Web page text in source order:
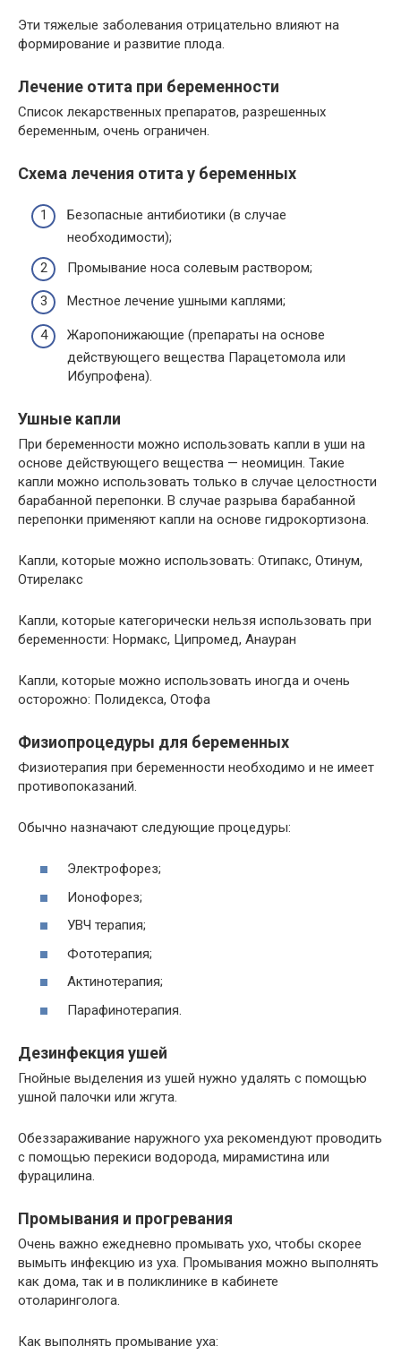
Эти тяжелые заболевания отрицательно влияют на
формирование и развитие плода.
Лечение отита при беременности
Список лекарственных препаратов, разрешенных
беременным, очень ограничен.
Схема лечения отита у беременных
Безопасные антибиотики (в случае
необходимости);
Промывание носа солевым раствором;
Местное лечение ушными каплями;
Жаропонижающие (препараты на основе
действующего вещества Парацетомола или
Ибупрофена).
Ушные капли
При беременности можно использовать капли в уши на
основе действующего вещества — неомицин. Такие
капли можно использовать только в случае целостности
барабанной перепонки. В случае разрыва барабанной
перепонки применяют капли на основе гидрокортизона.
Капли, которые можно использовать: Отипакс, Отинум,
Отирелакс
Капли, которые категорически нельзя использовать при
беременности: Нормакс, Ципромед, Анауран
Капли, которые можно использовать иногда и очень
осторожно: Полидекса, Отофа
Физиопроцедуры для беременных
Физиотерапия при беременности необходимо и не имеет
противопоказаний.
Обычно назначают следующие процедуры:
Электрофорез;
Ионофорез;
УВЧ терапия;
Фототерапия;
Актинотерапия;
Парафинотерапия.
Дезинфекция ушей
Гнойные выделения из ушей нужно удалять с помощью
ушной палочки или жгута.
Обеззараживание наружного уха рекомендуют проводить
с помощью перекиси водорода, мирамистина или
фурацилина.
Промывания и прогревания
Очень важно ежедневно промывать ухо, чтобы скорее
вымыть инфекцию из уха. Промывания можно выполнять
как дома, так и в поликлинике в кабинете
отоларинголога.
Как выполнять промывание уха: